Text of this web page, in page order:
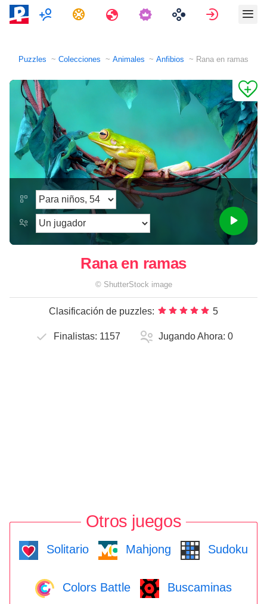
Multijugador
Tareas Viajes Entrar
Puzzles Colecciones Animales Anfibios Rana en ramas
Rana en ramas
© ShutterStock image
Clasificación de puzzles: 5
Finalistas: 1157 Jugando Ahora: 0
Otros juegos
Solitario Mahjong Sudoku
Colors Battle Buscaminas